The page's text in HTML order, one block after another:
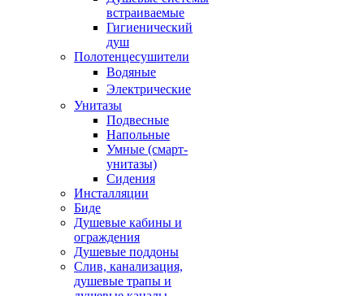
встраиваемые
Гигиенический
душ
Полотенцесушители
ㅤВодяные
ㅤЭлектрические
Унитазы
Подвесные
Напольные
Умные (смарт-
унитазы)
Сидения
Инсталляции
Биде
Душевые кабины и
ограждения
Душевые поддоны
Слив, канализация,
душевые трапы и